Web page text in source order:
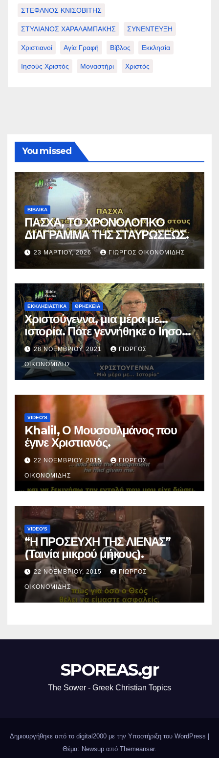
ΣΤΕΦΑΝΟΣ ΚΝΙΣΟΒΙΤΗΣ
ΣΤΥΛΙΑΝΟΣ ΧΑΡΑΛΑΜΠΑΚΗΣ ΣΥΝΕΝΤΕΥΞΗ
Χριστιανοί Αγία Γραφή Βίβλος Εκκλησία
Ιησούς Χριστός Μοναστήρι Χριστός
You missed
ΒΙΒΛΙΚΑ
ΠΑΣΧΑ, ΤΟ ΧΡΟΝΟΛΟΓΙΚΟ
ΔΙΑΓΡΑΜΜΑ ΤΗΣ ΣΤΑΥΡΩΣΕΩΣ.
23 ΜΑΡΤΊΟΥ, 2026 ΓΙΏΡΓΟΣ ΟΙΚΟΝΟΜΊΔΗΣ
ΕΚΚΛΗΣΙΑΣΤΙΚΑ ΘΡΗΣΚΕΙΑ
Χριστούγεννα, μια μέρα με…
ιστορία. Πότε γεννήθηκε ο Ιησούς
Χριστός; (Βίντεο).
28 ΝΟΕΜΒΡΊΟΥ, 2021 ΓΙΏΡΓΟΣ
ΟΙΚΟΝΟΜΊΔΗΣ
VIDEO'S
Khalil, Ο Μουσουλμάνος που
έγινε Χριστιανός.
22 ΝΟΕΜΒΡΊΟΥ, 2015 ΓΙΏΡΓΟΣ
ΟΙΚΟΝΟΜΊΔΗΣ
VIDEO'S
“Η ΠΡΟΣΕΥΧΗ ΤΗΣ ΛΙΕΝΑΣ”
(Ταινία μικρού μήκους).
22 ΝΟΕΜΒΡΊΟΥ, 2015 ΓΙΏΡΓΟΣ
ΟΙΚΟΝΟΜΊΔΗΣ
SPOREAS.gr
The Sower - Greek Christian Topics
Δημιουργήθηκε από το digital2000 με την Υποστήριξη του WordPress
Θέμα: Newsup από Themeansar.